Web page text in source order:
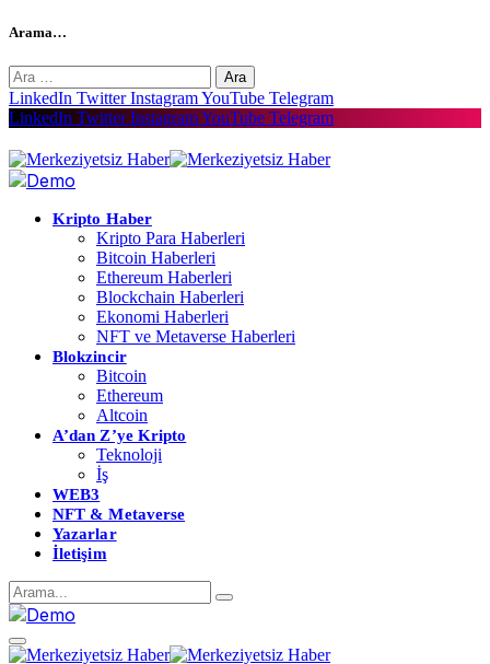
Arama…
Arama:
LinkedIn Twitter InstagramYouTube Telegram
LinkedIn Twitter InstagramYouTube Telegram
Kripto Haber
Kripto Para Haberleri
Bitcoin Haberleri
Ethereum Haberleri
Blockchain Haberleri
Ekonomi Haberleri
NFT ve Metaverse Haberleri
Blokzincir
Bitcoin
Ethereum
Altcoin
A’dan Z’ye Kripto
Teknoloji
İş
WEB3
NFT & Metaverse
Yazarlar
İletişim